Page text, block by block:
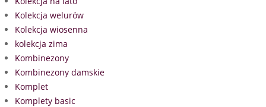
Kolekcja welurów
Kolekcja wiosenna
kolekcja zima
Kombinezony
Kombinezony damskie
Komplet
Komplety basic